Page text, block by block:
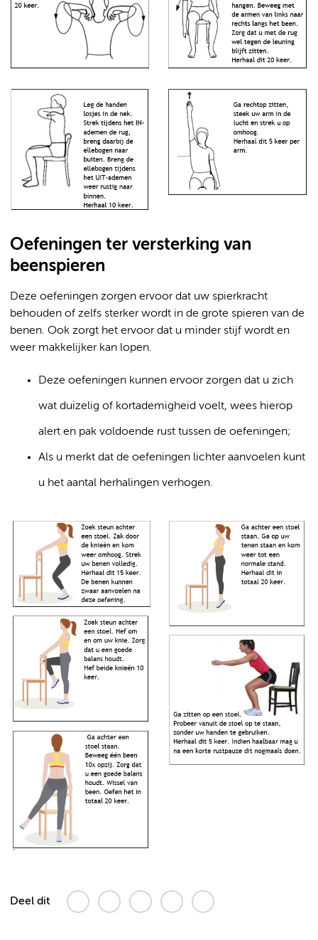
Oefeningen ter versterking van
beenspieren
Deze oefeningen zorgen ervoor dat uw spierkracht
behouden of zelfs sterker wordt in de grote spieren van de
benen. Ook zorgt het ervoor dat u minder stijf wordt en
weer makkelijker kan lopen.
Deze oefeningen kunnen ervoor zorgen dat u zich
wat duizelig of kortademigheid voelt, wees hierop
alert en pak voldoende rust tussen de oefeningen;
Als u merkt dat de oefeningen lichter aanvoelen kunt
u het aantal herhalingen verhogen.
Deel dit